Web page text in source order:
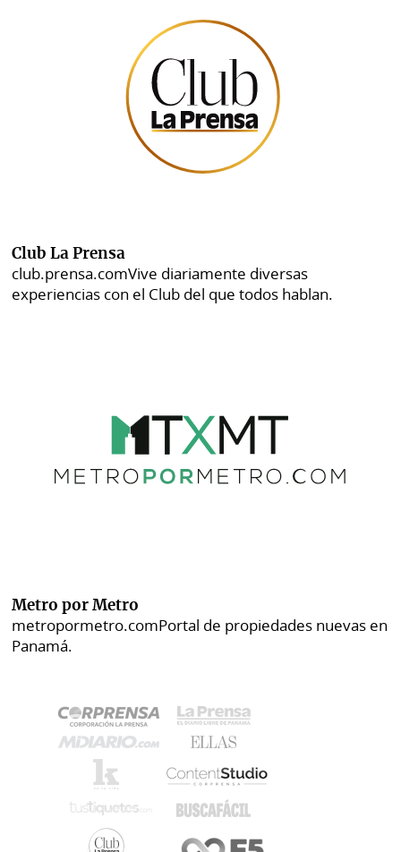
Club La Prensa
club.prensa.comVive diariamente diversas
experiencias con el Club del que todos hablan.
Metro por Metro
metropormetro.comPortal de propiedades nuevas en
Panamá.